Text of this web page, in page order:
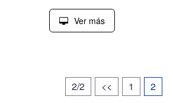
Ver más
2/2 << 1 2